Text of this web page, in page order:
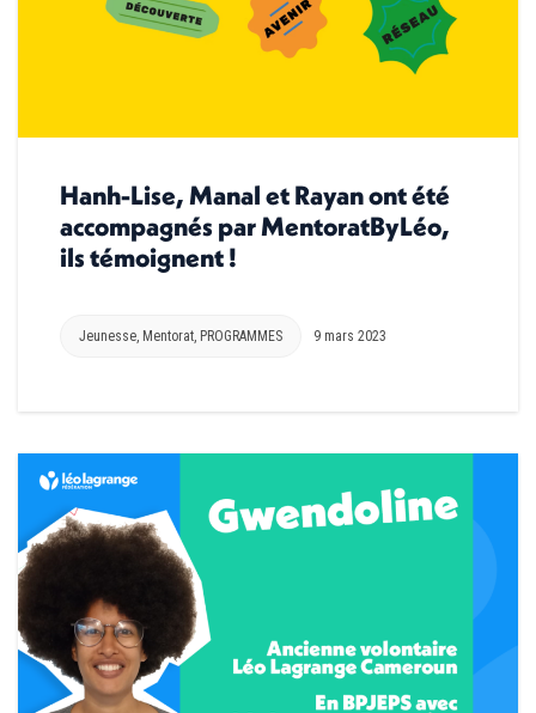
Hanh-Lise, Manal et Rayan ont été
accompagnés par MentoratByLéo,
ils témoignent !
Jeunesse, Mentorat, PROGRAMMES 9 mars 2023